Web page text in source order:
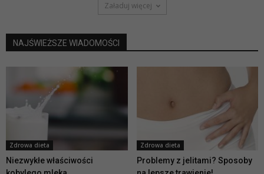
Załaduj więcej
NAJŚWIEŻSZE WIADOMOŚCI
Zdrowa dieta
Niezwykłe właściwości
Zdrowa dieta
Problemy z jelitami? Sposoby